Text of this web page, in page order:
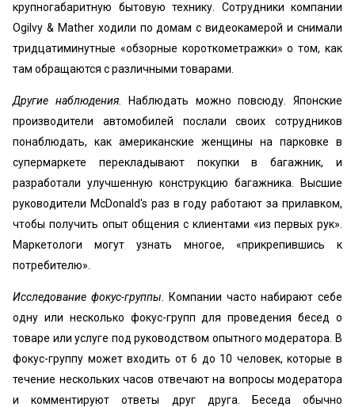
крупногабаритную бытовую технику. Сотрудники компании
Ogilvy & Mather ходили по домам с видеокамерой и снимали
тридцатиминутные «обзорные короткометражки» о том, как
там обращаются с различными товарами.
Другие наблюдения.
Наблюдать можно повсюду. Японские
производители автомобилей послали своих сотрудников
понаблюдать, как американские женщины на парковке в
супермаркете перекладывают покупки в багажник, и
разработали улучшенную конструкцию багажника. Высшие
руководители McDonald's раз в году работают за прилавком,
чтобы получить опыт общения с клиентами «из первых рук».
Маркетологи могут узнать многое, «прикрепившись к
потребителю».
Исследование фокус-группы.
Компании часто набирают себе
одну или несколько фокус-групп для проведения бесед о
товаре или услуге под руководством опытного модератора. В
фокус-группу может входить от 6 до 10 человек, которые в
течение нескольких часов отвечают на вопросы модератора
и комментируют ответы друг друга. Беседа обычно